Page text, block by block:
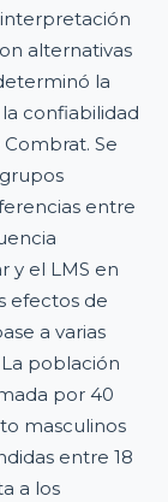
alternativas
la
confiabilidad
Se
entre
y el LMS en
efectos de
a varias
población
por 40
masculinos
entre 18
a los